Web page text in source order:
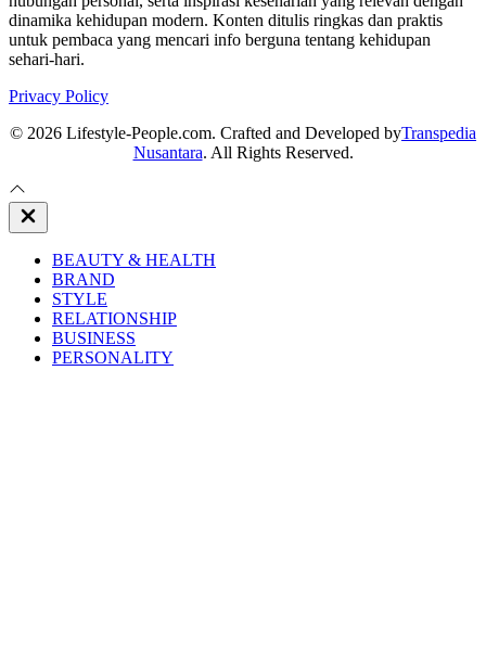
dinamika kehidupan modern. Konten ditulis ringkas dan praktis
untuk pembaca yang mencari info berguna tentang kehidupan
sehari-hari.
Privacy Policy
© 2026 Lifestyle-People.com. Crafted and Developed byTranspedia
Nusantara. All Rights Reserved.
Close
Off
BEAUTY & HEALTH
BRAND
STYLE
RELATIONSHIP
BUSINESS
PERSONALITY